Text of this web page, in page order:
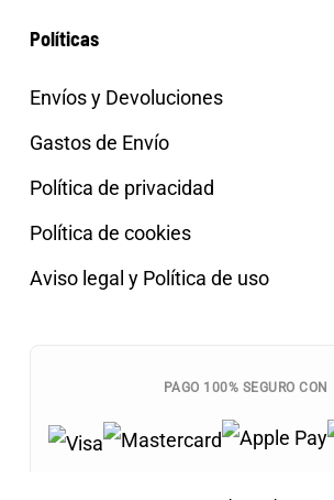
Políticas
Envíos y Devoluciones
Gastos de Envío
Política de privacidad
Política de cookies
Aviso legal y Política de uso
PAGO 100% SEGURO CON